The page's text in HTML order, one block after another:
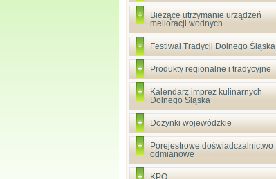
Bieżące utrzymanie urządzeń
melioracji wodnych
Festiwal Tradycji Dolnego Śląska
Produkty regionalne i tradycyjne
Kalendarz imprez kulinarnych
Dolnego Śląska
Dożynki wojewódzkie
Porejestrowe doświadczalnictwo
odmianowe
KPO